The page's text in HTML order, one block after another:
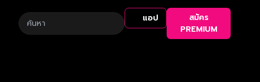
แอป
สมัคร
PREMIUM